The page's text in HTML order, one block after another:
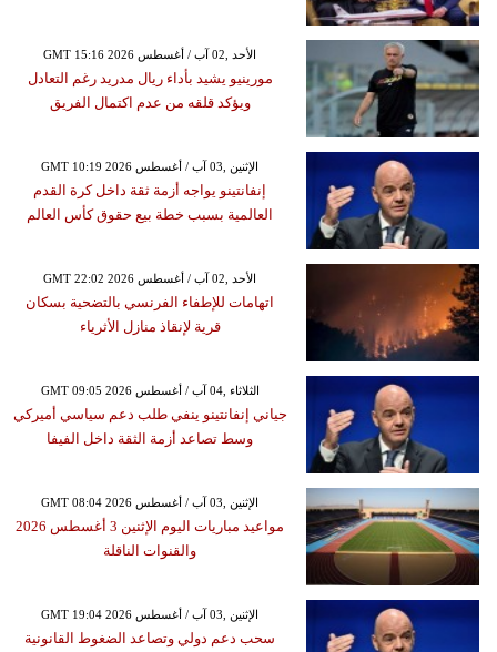
GMT 15:16 2026 الأحد ,02 آب / أغسطس
مورينيو يشيد بأداء ريال مدريد رغم التعادل
ويؤكد قلقه من عدم اكتمال الفريق
GMT 10:19 2026 الإثنين ,03 آب / أغسطس
إنفانتينو يواجه أزمة ثقة داخل كرة القدم
العالمية بسبب خطة بيع حقوق كأس العالم
GMT 22:02 2026 الأحد ,02 آب / أغسطس
اتهامات للإطفاء الفرنسي بالتضحية بسكان
قرية لإنقاذ منازل الأثرياء
GMT 09:05 2026 الثلاثاء ,04 آب / أغسطس
جياني إنفانتينو ينفي طلب دعم سياسي أميركي
وسط تصاعد أزمة الثقة داخل الفيفا
GMT 08:04 2026 الإثنين ,03 آب / أغسطس
مواعيد مباريات اليوم الإثنين 3 أغسطس 2026
والقنوات الناقلة
GMT 19:04 2026 الإثنين ,03 آب / أغسطس
سحب دعم دولي وتصاعد الضغوط القانونية